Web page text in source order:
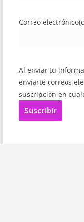
Correo electrónico
Al enviar tu
enviarte correos
suscripción en
Suscribir